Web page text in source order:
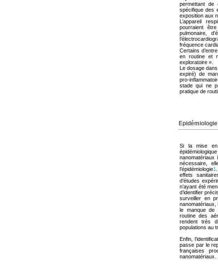
permettant
spécifique des
exposition aux
L’appareil
pourraient
pulmonaire,
fréquence
Certains
en routine et
exploratoire ».
Le dosage
expiré) de
pro-
stade qui ne
pratique de
Epidémiologie
Si la mise en
nanomatériaux
nécessaire,
l’épidémiologie1
effets
d’études
n’ayant été
d’identifier
surveiller en
nanomatériaux,
le manque de
routine des
rendent très
populations au
Enfin,
passe par le
françaises
nanomatériaux.